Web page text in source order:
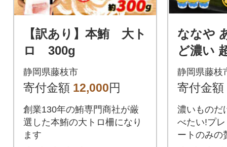
【訳あり】本鮪 大ト
ロ 300g
静岡県藤枝市
寄付金額 12,000円
創業130年の鮪専門商社が厳
選した本鮪の大トロ柵になり
ます
ななや
ど濃い
抹茶ジ
入)
静岡県藤枝
寄付金額
濃いものだ
べたい!プ
ートのみの